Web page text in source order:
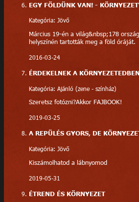
EGY FÖLDÜNK VAN! -
Kategória: Jövő
Március 19-én a világ&nbsp;178
helyszínén tartották meg a föld óráját.
2016-03-24
ÉRDEKELNEK A
Kategória: Ajánló (zene - színház)
Szeretsz fotózni?Akkor FAJBOOK!
2019-03-25
A REPÜLÉS GYORS, DE
Kategória: Jövő
Kiszámolhatod a lábnyomod
2019-05-31
ÉTREND ÉS KÖRNYEZET